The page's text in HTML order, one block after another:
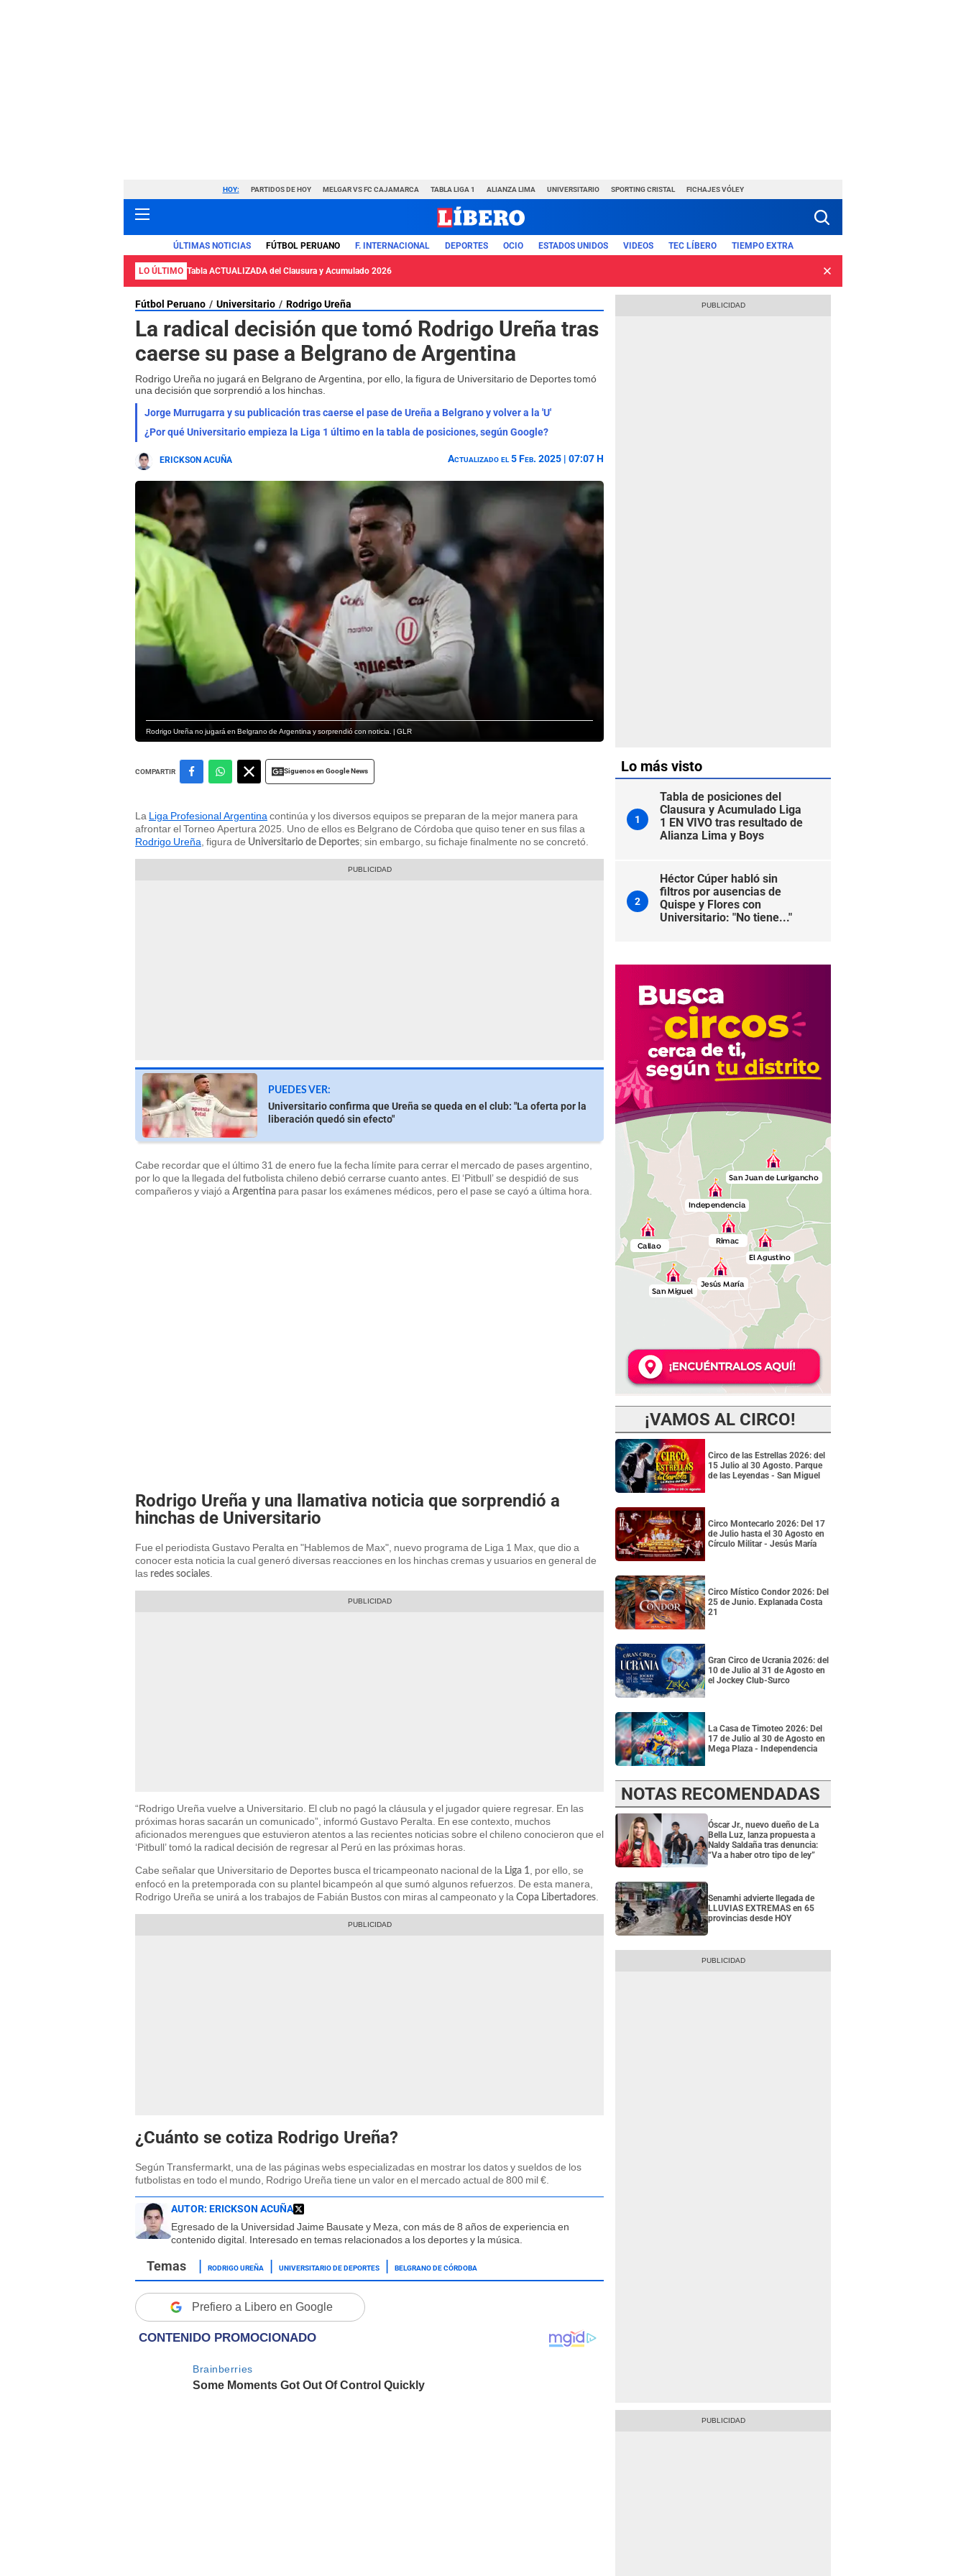
HOY: PARTIDOS DE HOY MELGAR VS FC CAJAMARCA TABLA LIGA 1 ALIANZA LIMA UNIVERSITARIO SPORTING CRISTAL FICHAJES VÓLEY
ÚLTIMAS NOTICIAS FÚTBOL PERUANO F. INTERNACIONAL DEPORTES OCIO ESTADOS UNIDOS VIDEOS TEC LÍBERO TIEMPO EXTRA
LO ÚLTIMO Tabla ACTUALIZADA del Clausura y Acumulado 2026
Fútbol Peruano Universitario Rodrigo Ureña
La radical decisión que tomó Rodrigo Ureña tras
caerse su pase a Belgrano de Argentina
Rodrigo Ureña no jugará en Belgrano de Argentina, por ello, la figura de Universitario de Deportes tomó
una decisión que sorprendió a los hinchas.
Jorge Murrugarra y su publicación tras caerse el pase de Ureña a Belgrano y volver a la 'U'
¿Por qué Universitario empieza la Liga 1 último en la tabla de posiciones, según Google?
ERICKSON ACUÑA Actualizado el 5 Feb. 2025 | 07:07 H
Rodrigo Ureña no jugará en Belgrano de Argentina y sorprendió con noticia. | GLR
COMPARTIR Siguenos en Google News
La Liga Profesional Argentina continúa y los diversos equipos se preparan de la mejor manera para
afrontar el Torneo Apertura 2025. Uno de ellos es Belgrano de Córdoba que quiso tener en sus filas a
Rodrigo Ureña , figura de Universitario de Deportes; sin embargo, su fichaje finalmente no se concretó.
PUEDES VER:
Universitario confirma que Ureña se queda en el club: "La oferta por la
liberación quedó sin efecto"
Cabe recordar que el último 31 de enero fue la fecha límite para cerrar el mercado de pases argentino,
por lo que la llegada del futbolista chileno debió cerrarse cuanto antes. El ‘Pitbull’ se despidió de sus
compañeros y viajó a Argentina para pasar los exámenes médicos, pero el pase se cayó a última hora.
Rodrigo Ureña y una llamativa noticia que sorprendió a
hinchas de Universitario
Fue el periodista Gustavo Peralta en "Hablemos de Max", nuevo programa de Liga 1 Max, que dio a
conocer esta noticia la cual generó diversas reacciones en los hinchas cremas y usuarios en general de
las redes sociales
“Rodrigo Ureña vuelve a Universitario. El club no pagó la cláusula y el jugador quiere regresar. En las
próximas horas sacarán un comunicado”, informó Gustavo Peralta. En ese contexto, muchos
aficionados merengues que estuvieron atentos a las recientes noticias sobre el chileno conocieron que el
‘Pitbull’ tomó la radical decisión de regresar al Perú en las próximas horas.
Cabe señalar que Universitario de Deportes busca el tricampeonato nacional de la Liga 1
, por ello, se
enfocó en la pretemporada con su plantel bicampeón al que sumó algunos refuerzos. De esta manera,
Rodrigo Ureña se unirá a los trabajos de Fabián Bustos con miras al campeonato y la Copa Libertadores
¿Cuánto se cotiza Rodrigo Ureña?
Según Transfermarkt, una de las páginas webs especializadas en mostrar los datos y sueldos de los
futbolistas en todo el mundo, Rodrigo Ureña tiene un valor en el mercado actual de 800 mil €.
AUTOR: ERICKSON ACUÑA
Egresado de la Universidad Jaime Bausate y Meza, con más de 8 años de experiencia en
contenido digital. Interesado en temas relacionados a los deportes y la música.
RODRIGO UREÑA UNIVERSITARIO DE DEPORTES BELGRANO DE CÓRDOBA
Prefiero a Libero en Google
Lo más visto
1
Tabla de posiciones del
Clausura y Acumulado Liga
1 EN VIVO tras resultado de
Alianza Lima y Boys
2
Héctor Cúper habló sin
filtros por ausencias de
Quispe y Flores con
Universitario: "No tiene..."
¡VAMOS AL CIRCO!
Circo de las Estrellas 2026: del
15 Julio al 30 Agosto. Parque
de las Leyendas - San Miguel
Circo Montecarlo 2026: Del 17
de Julio hasta el 30 Agosto en
Círculo Militar - Jesús María
Circo Místico Condor 2026: Del
25 de Junio. Explanada Costa
21
Gran Circo de Ucrania 2026: del
10 de Julio al 31 de Agosto en
el Jockey Club-Surco
La Casa de Timoteo 2026: Del
17 de Julio al 30 de Agosto en
Mega Plaza - Independencia
NOTAS RECOMENDADAS
Óscar Jr., nuevo dueño de La
Bella Luz, lanza propuesta a
Naldy Saldaña tras denuncia:
“Va a haber otro tipo de ley”
Senamhi advierte llegada de
LLUVIAS EXTREMAS en 65
provincias desde HOY